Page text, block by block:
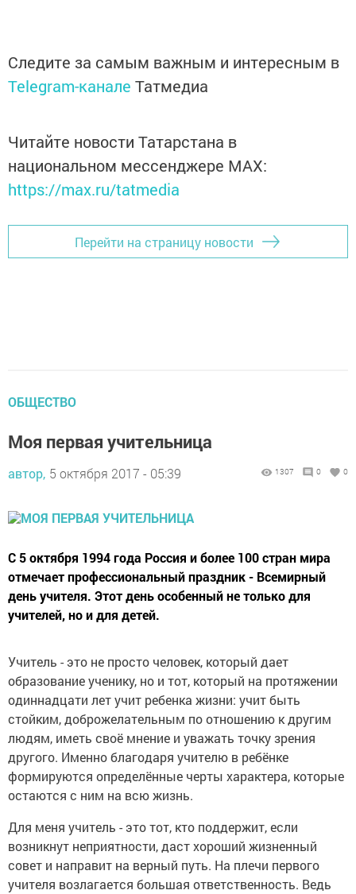
Следите за самым важным и интересным в
Telegram-канале Татмедиа
Читайте новости Татарстана в
национальном мессенджере MАХ:
https://max.ru/tatmedia
Перейти на страницу новости
ОБЩЕСТВО
Моя первая учительница
автор, 5 октября 2017 - 05:39 1307 0 0
С 5 октября 1994 года Россия и более 100 стран мира
отмечает профессиональный праздник - Всемирный
день учителя. Этот день особенный не только для
учителей, но и для детей.
Учитель - это не просто человек, который дает
образование ученику, но и тот, который на протяжении
одиннадцати лет учит ребенка жизни: учит быть
стойким, доброжелательным по отношению к другим
людям, иметь своё мнение и уважать точку зрения
другого. Именно благодаря учителю в ребёнке
формируются определённые черты характера, которые
остаются с ним на всю жизнь.
Для меня учитель - это тот, кто поддержит, если
возникнут неприятности, даст хороший жизненный
совет и направит на верный путь. На плечи первого
учителя возлагается большая ответственность. Ведь